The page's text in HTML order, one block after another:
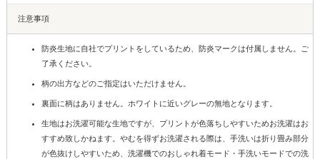
注意事項
防炎生地に自社でプリントをしているため、防炎マークは付属しません。ご
了承ください。
柄の出方などのご指定はいただけません。
裏面に柄はありません。ホワイトに近いグレーの無地となります。
生地はお洗濯可能な生地ですが、プリントが色落ちしやすいためお洗濯はお
すすめ致しかねます。やむを得ずお洗濯される際は、手洗いは折り畳み部分
が色抜けしやすいため、洗濯機でのおしゃれ着モード・手洗いモードでの洗